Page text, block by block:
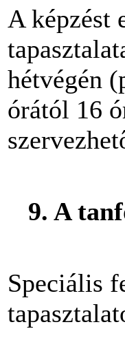
A képzést
hétvégén
órától 16
9. A
Speciális